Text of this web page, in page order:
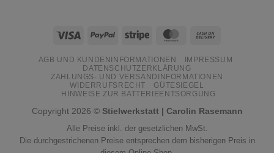
Visa PayPal Stripe MasterCard
Delivery
AGB UND KUNDENINFORMATIONEN
IMPRESSUM
DATENSCHUTZERKLÄRUNG
ZAHLUNGS- UND VERSANDINFORMATIONEN
WIDERRUFSRECHT
GÜTESIEGEL
HINWEISE ZUR BATTERIEENTSORGUNG
Copyright 2026 © Stielwerkstatt | Carolin Rasemann
Alle Preise inkl. der gesetzlichen MwSt.
Die durchgestrichenen Preise entsprechen dem bisherigen Preis in